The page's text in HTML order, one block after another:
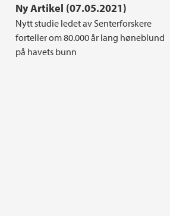
Ny Artikel (07.05.2021)
Nytt studie ledet av Senterforskere
forteller om 80.000 år lang høneblund
på havets bunn